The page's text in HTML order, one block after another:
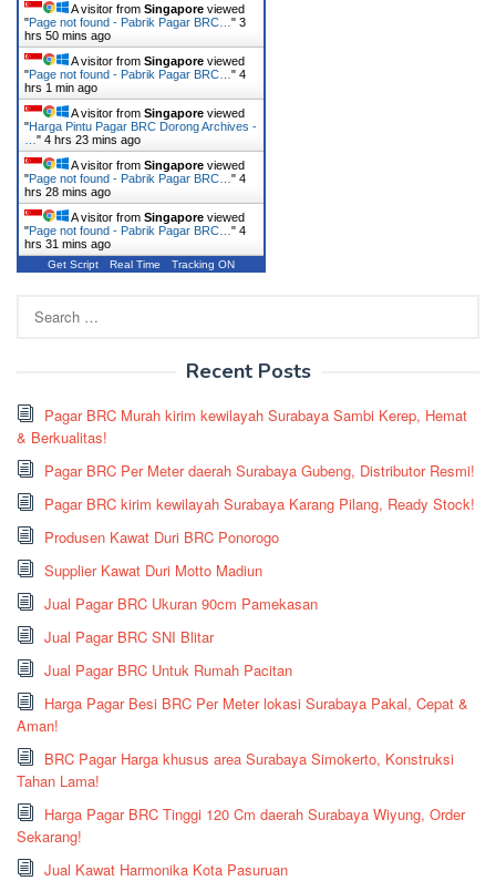
A visitor from Singapore viewed
"Page not found - Pabrik Pagar BRC… " 3
hrs 50 mins ago
A visitor from Singapore viewed
"Page not found - Pabrik Pagar BRC… " 4
hrs 1 min ago
A visitor from Singapore viewed
"Harga Pintu Pagar BRC Dorong Archives -
" 4 hrs 24 mins ago
A visitor from Singapore viewed
"Page not found - Pabrik Pagar BRC… " 4
hrs 28 mins ago
A visitor from Singapore viewed
"Page not found - Pabrik Pagar BRC… " 4
hrs 31 mins ago
Get Script Real Time Tracking ON
for:
Recent Posts
Pagar BRC Murah kirim kewilayah Surabaya Sambi Kerep, Hemat
& Berkualitas!
Pagar BRC Per Meter daerah Surabaya Gubeng, Distributor Resmi!
Pagar BRC kirim kewilayah Surabaya Karang Pilang, Ready Stock!
Produsen Kawat Duri BRC Ponorogo
Supplier Kawat Duri Motto Madiun
Jual Pagar BRC Ukuran 90cm Pamekasan
Jual Pagar BRC SNI Blitar
Jual Pagar BRC Untuk Rumah Pacitan
Harga Pagar Besi BRC Per Meter lokasi Surabaya Pakal, Cepat &
Aman!
BRC Pagar Harga khusus area Surabaya Simokerto, Konstruksi
Tahan Lama!
Harga Pagar BRC Tinggi 120 Cm daerah Surabaya Wiyung, Order
Sekarang!
Jual Kawat Harmonika Kota Pasuruan